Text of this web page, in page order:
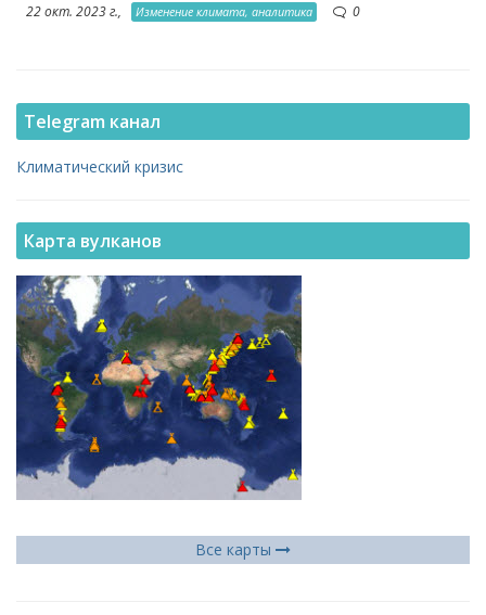
22 окт. 2023 г., Изменение климата, аналитика 0
Telegram канал
Климатический кризис
Карта вулканов
Все карты